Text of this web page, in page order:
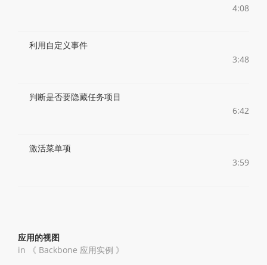
4:08
利用自定义事件
3:48
判断是否要隐藏任务项目
6:42
激活菜单项
3:59
应用的视图
in 《 Backbone 应用实例 》